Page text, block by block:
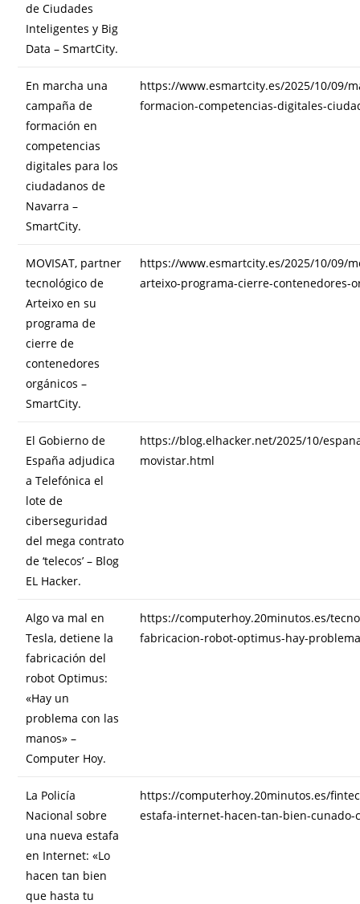
de Ciudades
Inteligentes y Big
Data – SmartCity.
En marcha una
campaña de
formación en
competencias
digitales para los
ciudadanos de
Navarra –
SmartCity.
https://www.esmartcity.es/2025/10/09/
formacion-competencias-digitales-
MOVISAT, partner
tecnológico de
Arteixo en su
programa de
cierre de
contenedores
orgánicos –
SmartCity.
https://www.esmartcity.es/2025/10/09/
arteixo-programa-cierre-contenedores-
El Gobierno de
España adjudica
a Telefónica el
lote de
ciberseguridad
del mega contrato
de ‘telecos’ – Blog
EL Hacker.
https://blog.elhacker.net/2025/10/
movistar.html
Algo va mal en
Tesla, detiene la
fabricación del
robot Optimus:
«Hay un
problema con las
manos» –
Computer Hoy.
https://computerhoy.20minutos.es/
fabricacion-robot-optimus-hay-
La Policía
Nacional sobre
una nueva estafa
en Internet: «Lo
hacen tan bien
que hasta tu
https://computerhoy.20minutos.es/
estafa-internet-hacen-tan-bien-cunado-